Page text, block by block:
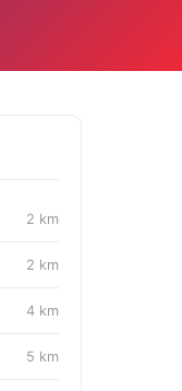
2 km
2 km
4 km
5 km